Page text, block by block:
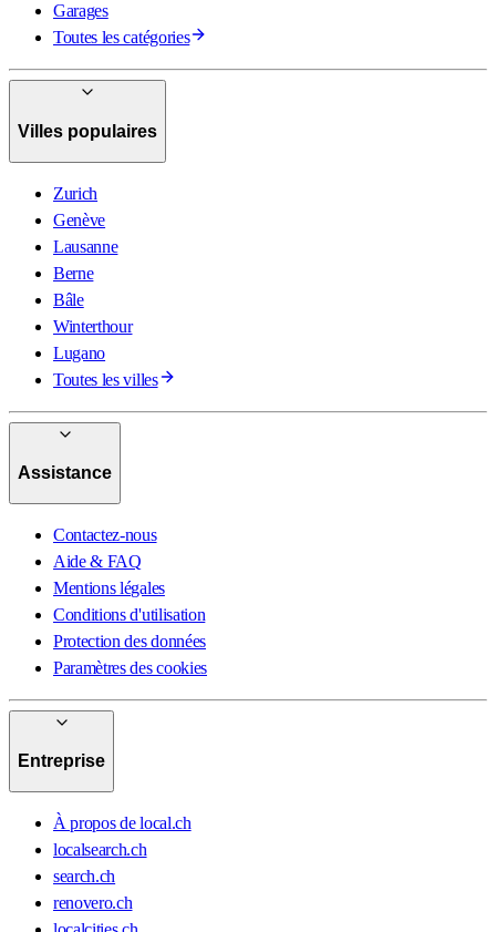
Garages
Toutes les catégories
Villes populaires
Zurich
Genève
Lausanne
Berne
Bâle
Winterthour
Lugano
Toutes les villes
Assistance
Contactez-nous
Aide & FAQ
Mentions légales
Conditions d'utilisation
Protection des données
Paramètres des cookies
Entreprise
À propos de local.ch
localsearch.ch
search.ch
renovero.ch